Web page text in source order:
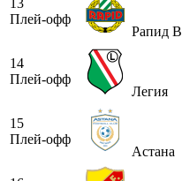
Плей-офф
Рапид В
14
Плей-офф
Легия
15
Плей-офф
Астана